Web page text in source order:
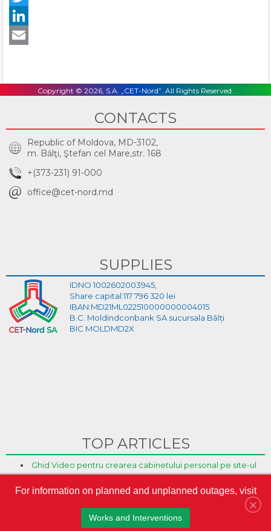
Copyright © 2026, S.A. „CET-Nord”. All Rights Reserved.
CONTACTS
Republic of Moldova, MD-3102,
m. Bălţi, Ştefan cel Mare,str. 168
+(373-231) 91-000
office@cet-nord.md
SUPPLIES
IDNO 1002602003945,
Share capital:117 796 320 lei
IBAN:MD21ML022510000000004015
B.C. Moldindconbank SA sucursala Bălți
BIC MOLDMD2X
TOP ARTICLES
Ghid Video pentru crearea cabinetului personal pe site-ul
CET-Nord are un nou director general interimar
S.A. „CET-Nord” a participat la Misiunea Economică a
oamenilor de afaceri din Republica Moldova în Austria
×
For information on planned and unplanned outages, visit
Works and Interventions